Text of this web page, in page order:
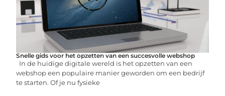
Snelle gids voor het opzetten van een succesvolle webshop
In de huidige digitale wereld is het opzetten van een
webshop een populaire manier geworden om een bedrijf
te starten. Of je nu fysieke